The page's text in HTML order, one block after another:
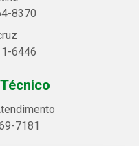
8370
6446
7181